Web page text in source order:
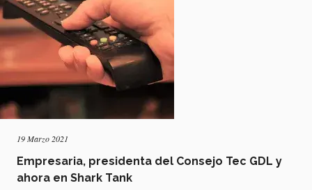
19 Marzo 2021
Empresaria, presidenta del Consejo Tec GDL y
ahora en Shark Tank